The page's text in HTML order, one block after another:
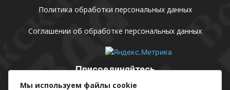
Политика обработки персональных данных
Соглашении об обработке персональных данных
Присоединяйтесь
Мы используем файлы cookie